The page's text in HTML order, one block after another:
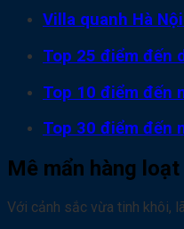
Villa quanh Hà
Top 25 điểm đến
Top 10 điểm đến
Top 30 điểm đến
Mê mẩn hàng
Với cảnh sắc vừa tinh khôi,